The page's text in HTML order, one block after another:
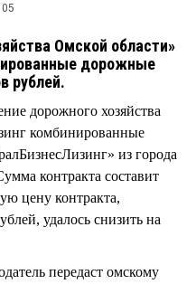
Омской области»
дорожные
рублей.
дорожного хозяйства
комбинированные
из города
контракта составит
цену контракта,
удалось снизить на
передаст омскому